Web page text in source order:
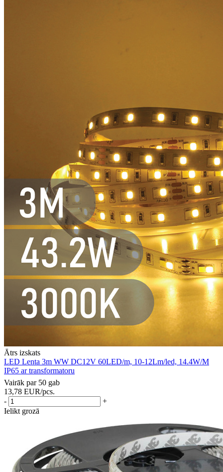
Ātrs izskats
LED Lenta 3m WW DC12V 60LED/m, 10-12Lm/led, 14.4W/M
IP65 ar transformatoru
Vairāk par 50 gab
13,78 EUR/pcs.
-
+
Ielikt grozā